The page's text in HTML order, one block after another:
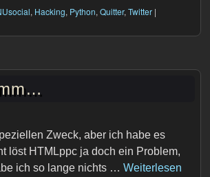
, Hacking, Python, Quitter, Twitter |
Zweck, aber ich habe es
löst HTMLppc ja doch ein Problem,
ich so lange nichts … Weiterlesen